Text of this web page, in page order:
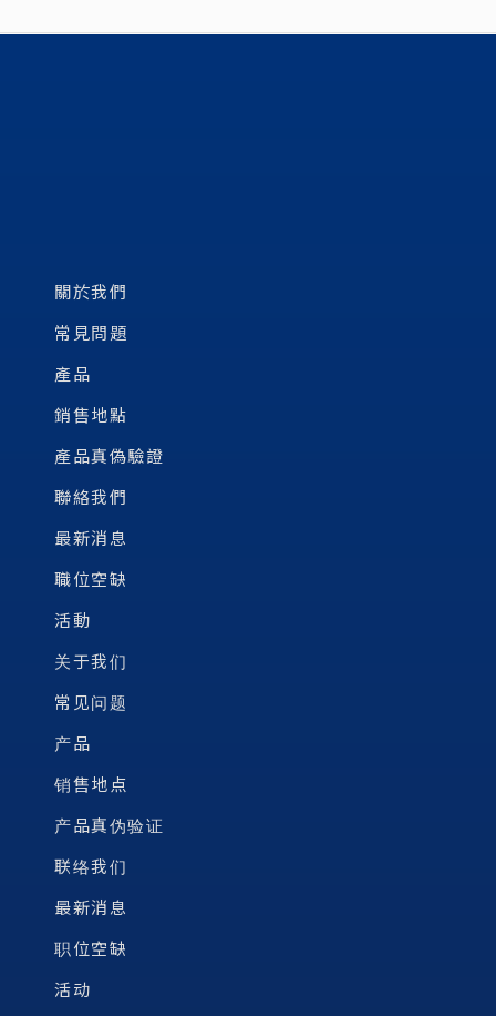
關於我們
常見問題
產品
銷售地點
產品真偽驗證
聯絡我們
最新消息
職位空缺
活動
关于我们
常见问题
产品
销售地点
产品真伪验证
联络我们
最新消息
职位空缺
活动